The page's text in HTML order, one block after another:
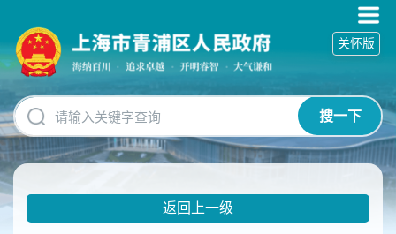
碍
操
明
跳
转
到
网
搜一下
关怀版
返回上一级